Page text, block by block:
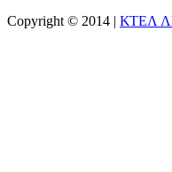
Copyright © 2014 | ΚΤΕΛ